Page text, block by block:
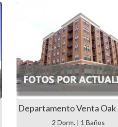
Departamento Venta
2 Dorm. | 1 Baños